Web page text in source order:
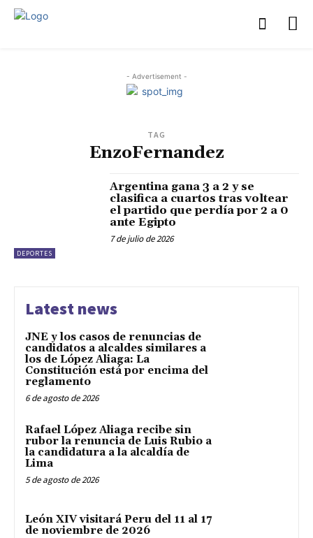
- Advertisement -
TAG
EnzoFernandez
DEPORTES
Argentina gana 3 a 2 y se
clasifica a cuartos tras voltear
el partido que perdía por 2 a 0
ante Egipto
7 de julio de 2026
Latest news
JNE y los casos de renuncias de
candidatos a alcaldes similares a
los de López Aliaga: La
Constitución está por encima del
reglamento
6 de agosto de 2026
Rafael López Aliaga recibe sin
rubor la renuncia de Luis Rubio a
la candidatura a la alcaldía de
Lima
5 de agosto de 2026
León XIV visitará Peru del 11 al 17
de noviembre de 2026